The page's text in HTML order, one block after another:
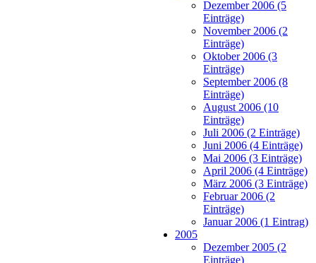
Dezember 2006 (5
Einträge)
November 2006 (2
Einträge)
Oktober 2006 (3
Einträge)
September 2006 (8
Einträge)
August 2006 (10
Einträge)
Juli 2006 (2 Einträge)
Juni 2006 (4 Einträge)
Mai 2006 (3 Einträge)
April 2006 (4 Einträge)
März 2006 (3 Einträge)
Februar 2006 (2
Einträge)
Januar 2006 (1 Eintrag)
2005
Dezember 2005 (2
Einträge)